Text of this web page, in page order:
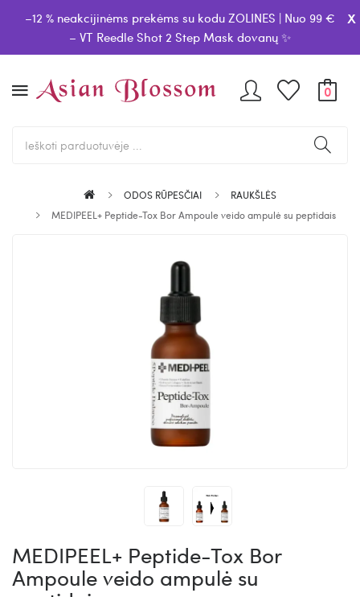
–12 % neakcijinėms prekėms su kodu ZOLINES | Nuo 99 €
– VT Reedle Shot 2 Step Mask dovanų ✨
x
0
ODOS RŪPESČIAI
RAUKŠLĖS
MEDIPEEL+ Peptide-Tox Bor Ampoule veido ampulė su peptidais
MEDIPEEL+ Peptide-Tox Bor
Ampoule veido ampulė su